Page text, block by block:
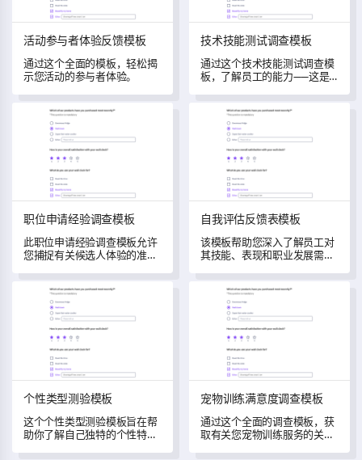
活动参与者体验反馈模板
通过这个全面的模板，轻松揭
示您活动的参与者体验。
技术技能测试调查模板
通过这个技术技能测试调查模
板，了解员工的能力——这是
训对员工技术技能发展和工作
表现影响的工具。
职位申请经验调查模板
职位申请经验调查模板
此职位申请经验调查模板允许
您捕捉有关候选人体验的准确
会。
自我评估反馈表模板
自我评估反馈表模板
该模板帮助您深入了解员工对
其技能、表现和职业发展需求
个性类型测验模板
个性类型测验模板
这个个性类型测验模板旨在帮
助你了解自己独特的个性特征
宠物训练满意度调查模板
宠物训练满意度调查模板
通过这个全面的调查模板，获
取有关您宠物训练服务的关键